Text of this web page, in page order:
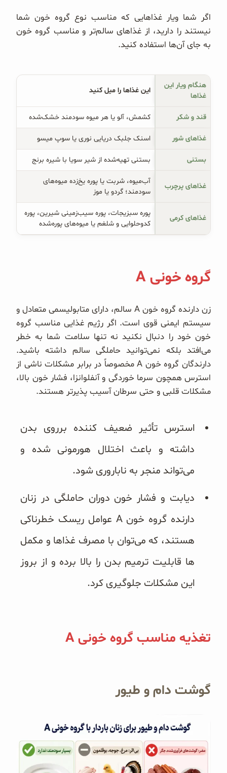
اگر شما ویار غذاهایی که مناسب نوع گروه خون شما
نیستند را دارید، از غذاهای سالم‌تر و مناسب گروه خون
به جای آن‌ها استفاده کنید.
غذاها
این غذاها را میل کنید
قند و شکر کشمش، آلو یا هر میوه سودمند خشک‌شده
غذاهای شور اسنک جلبک دریایی نوری یا سوپ میسو
بستنی بستنی تهیه‌شده از شیر سویا با شیره برنج
غذاهای پرچرب
آب‌میوه، شربت یا پوره یخ‌زده میوه‌های
سودمند؛ گردو یا موز
غذاهای کرمی
پوره سبزیجات، پوره سیب‌زمینی شیرین، پوره
کدوحلوایی و شلغم یا میوه‌های پوره‌شده
گروه خونی A
زن دارنده گروه خون A سالم، دارای متابولیسمی متعادل و
سیستم ایمنی قوی است. اگر رژیم غذایی مناسب گروه
خون خود را دنبال نکنید نه تنها سلامت شما به خطر
می‌افتد بلکه نمی‌توانید حاملگی سالم داشته باشید.
دارندگان گروه خون A مخصوصاً در برابر مشکلات ناشی از
استرس همچون سرما خوردگی و آنفلوانزا، فشار خون بالا،
مشکلات قلبی و حتی سرطان آسیب پذیرتر هستند.
استرس تأثیر ضعیف کننده برروی بدن
داشته و باعث اختلال هورمونی شده و
می‌تواند منجر به ناباروری شود.
دیابت و فشار خون دوران حاملگی در زنان
دارنده گروه خون A عوامل ریسک خطرناکی
هستند، که می‌توان با مصرف غذاها و مکمل
ها قابلیت ترمیم بدن را بالا برده و از بروز
این مشکلات جلوگیری کرد.
تغذیه مناسب گروه خونی A
گوشت دام و طیور